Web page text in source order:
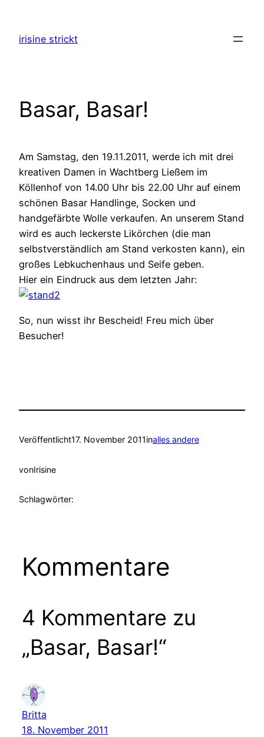
springen
irisine strickt
Basar, Basar!
Am Samstag, den 19.11.2011, werde ich mit drei
kreativen Damen in Wachtberg Ließem im
Köllenhof von 14.00 Uhr bis 22.00 Uhr auf einem
schönen Basar Handlinge, Socken und
handgefärbte Wolle verkaufen. An unserem Stand
wird es auch leckerste Likörchen (die man
selbstverständlich am Stand verkosten kann), ein
großes Lebkuchenhaus und Seife geben.
Hier ein Eindruck aus dem letzten Jahr:
So, nun wisst ihr Bescheid! Freu mich über
Besucher!
Veröffentlicht17. November 2011inalles andere
vonIrisine
Schlagwörter:
Kommentare
4 Kommentare zu
„Basar, Basar!“
Britta
18. November 2011